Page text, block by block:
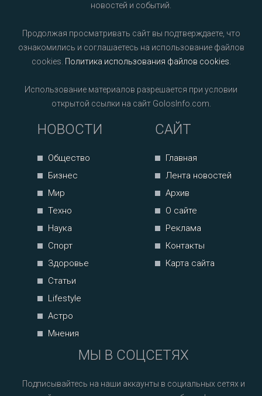
новостей и событий.
Продолжая просматривать сайт вы подтверждаете, что
ознакомились и соглашаетесь на использование файлов
cookies. Политика использования файлов cookies
Использование материалов разрешается при условии
открытой ссылки на сайт GolosInfo.com.
НОВОСТИ
Общество
Бизнес
Мир
Техно
Наука
Спорт
Здоровье
Статьи
Lifestyle
Астро
Мнения
САЙТ
Главная
Лента новостей
Архив
О сайте
Реклама
Контакты
Карта сайта
МЫ В СОЦСЕТЯХ
Подписывайтесь на наши аккаунты в социальных сетях и